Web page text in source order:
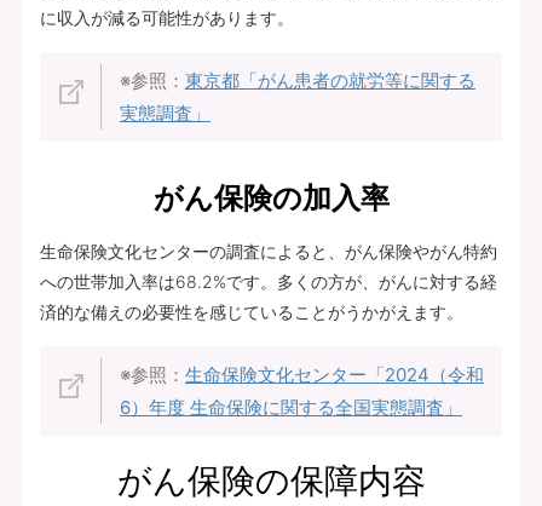
に収入が減る可能性があります。
※参照： 東京都「がん患者の就労等に関する
実態調査」
がん保険の加入率
生命保険文化センターの調査によると、がん保険やがん特約
への世帯加入率は68.2%です。多くの方が、がんに対する経
済的な備えの必要性を感じていることがうかがえます。
※参照： 生命保険文化センター「2024（令和
6）年度 生命保険に関する全国実態調査」
がん保険の保障内容